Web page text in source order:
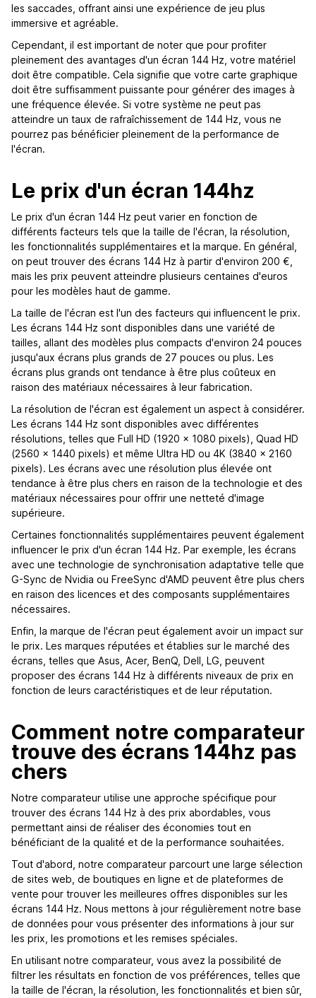
les saccades, offrant ainsi une expérience de jeu plus
immersive et agréable.
Cependant, il est important de noter que pour profiter
pleinement des avantages d'un écran 144 Hz, votre matériel
doit être compatible. Cela signifie que votre carte graphique
doit être suffisamment puissante pour générer des images à
une fréquence élevée. Si votre système ne peut pas
atteindre un taux de rafraîchissement de 144 Hz, vous ne
pourrez pas bénéficier pleinement de la performance de
l'écran.
Le prix d'un écran 144hz
Le prix d'un écran 144 Hz peut varier en fonction de
différents facteurs tels que la taille de l'écran, la résolution,
les fonctionnalités supplémentaires et la marque. En général,
on peut trouver des écrans 144 Hz à partir d'environ 200 €,
mais les prix peuvent atteindre plusieurs centaines d'euros
pour les modèles haut de gamme.
La taille de l'écran est l'un des facteurs qui influencent le prix.
Les écrans 144 Hz sont disponibles dans une variété de
tailles, allant des modèles plus compacts d'environ 24 pouces
jusqu'aux écrans plus grands de 27 pouces ou plus. Les
écrans plus grands ont tendance à être plus coûteux en
raison des matériaux nécessaires à leur fabrication.
La résolution de l'écran est également un aspect à considérer.
Les écrans 144 Hz sont disponibles avec différentes
résolutions, telles que Full HD (1920 x 1080 pixels), Quad HD
(2560 x 1440 pixels) et même Ultra HD ou 4K (3840 x 2160
pixels). Les écrans avec une résolution plus élevée ont
tendance à être plus chers en raison de la technologie et des
matériaux nécessaires pour offrir une netteté d'image
supérieure.
Certaines fonctionnalités supplémentaires peuvent également
influencer le prix d'un écran 144 Hz. Par exemple, les écrans
avec une technologie de synchronisation adaptative telle que
G-Sync de Nvidia ou FreeSync d'AMD peuvent être plus chers
en raison des licences et des composants supplémentaires
nécessaires.
Enfin, la marque de l'écran peut également avoir un impact sur
le prix. Les marques réputées et établies sur le marché des
écrans, telles que Asus, Acer, BenQ, Dell, LG, peuvent
proposer des écrans 144 Hz à différents niveaux de prix en
fonction de leurs caractéristiques et de leur réputation.
Comment notre comparateur
trouve des écrans 144hz pas
chers
Notre comparateur utilise une approche spécifique pour
trouver des écrans 144 Hz à des prix abordables, vous
permettant ainsi de réaliser des économies tout en
bénéficiant de la qualité et de la performance souhaitées.
Tout d'abord, notre comparateur parcourt une large sélection
de sites web, de boutiques en ligne et de plateformes de
vente pour trouver les meilleures offres disponibles sur les
écrans 144 Hz. Nous mettons à jour régulièrement notre base
de données pour vous présenter des informations à jour sur
les prix, les promotions et les remises spéciales.
En utilisant notre comparateur, vous avez la possibilité de
filtrer les résultats en fonction de vos préférences, telles que
la taille de l'écran, la résolution, les fonctionnalités et bien sûr,